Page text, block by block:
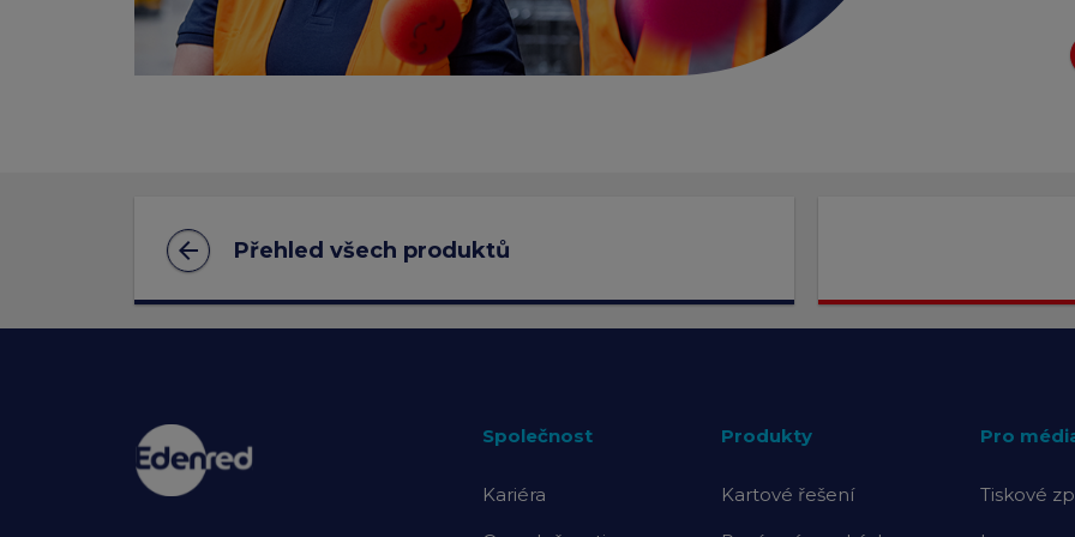
arrow_back Přehled všech produktů
Společnost
Kariéra
Produkty
Kartové řešení
Pro
Tiskové